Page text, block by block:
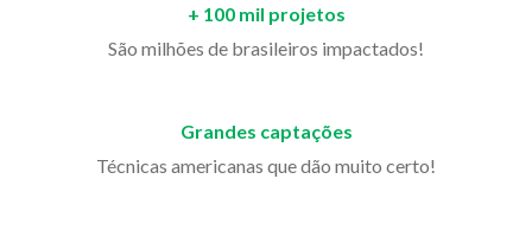
+ 100 mil projetos
São milhões de brasileiros impactados!
Grandes captações
Técnicas americanas que dão muito certo!